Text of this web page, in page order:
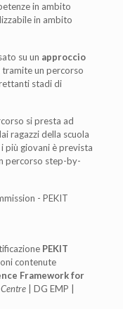
in ambito
in ambito
su un approccio
tramite un percorso
stadi di
si presta ad
ragazzi della scuola
più giovani è prevista
percorso step-by-
PEKIT
contenute
Framework for
| DG EMP |